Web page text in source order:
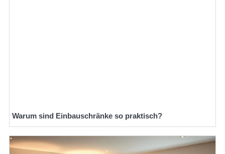
Warum sind Einbauschränke so praktisch?